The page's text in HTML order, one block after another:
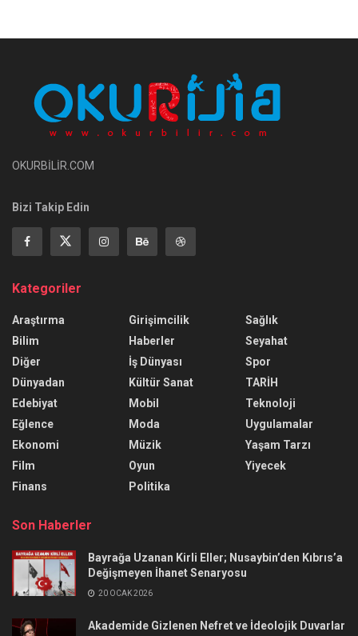
OKURBİLİR.COM
Bizi Takip Edin
Kategoriler
Araştırma
Bilim
Diğer
Dünyadan
Edebiyat
Eğlence
Ekonomi
Film
Finans
Girişimcilik
Haberler
İş Dünyası
Kültür Sanat
Mobil
Moda
Müzik
Oyun
Politika
Sağlık
Seyahat
Spor
TARİH
Teknoloji
Uygulamalar
Yaşam Tarzı
Yiyecek
Son Haberler
Bayrağa Uzanan Kirli Eller; Nusaybin’den Kıbrıs’a
Değişmeyen İhanet Senaryosu
20 OCAK 2026
Akademide Gizlenen Nefret ve İdeolojik Duvarlar